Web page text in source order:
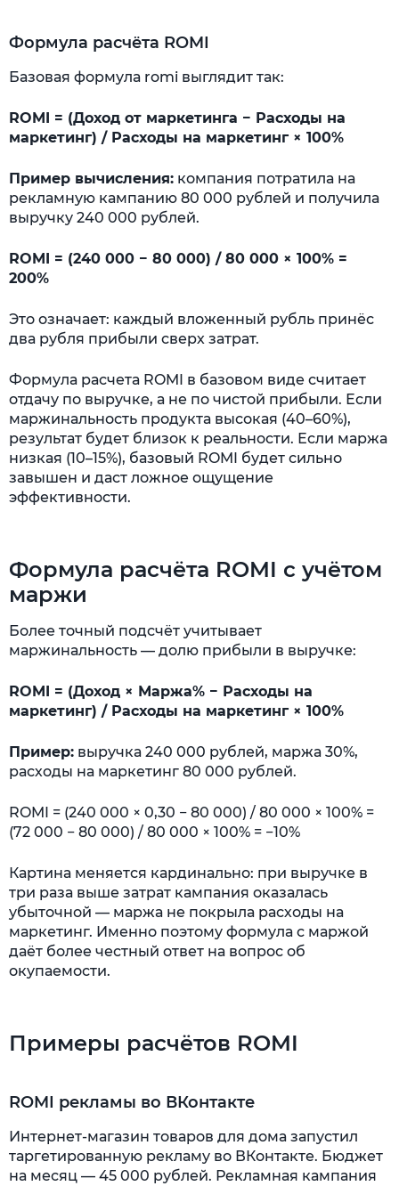
Формула расчёта ROMI
Базовая формула romi выглядит так:
ROMI = (Доход от маркетинга − Расходы на
маркетинг) / Расходы на маркетинг × 100%
Пример вычисления: компания потратила на
рекламную кампанию 80 000 рублей и получила
выручку 240 000 рублей.
ROMI = (240 000 − 80 000) / 80 000 × 100% =
200%
Это означает: каждый вложенный рубль принёс
два рубля прибыли сверх затрат.
Формула расчета ROMI в базовом виде считает
отдачу по выручке, а не по чистой прибыли. Если
маржинальность продукта высокая (40–60%),
результат будет близок к реальности. Если маржа
низкая (10–15%), базовый ROMI будет сильно
завышен и даст ложное ощущение
эффективности.
Формула расчёта ROMI с учётом
маржи
Более точный подсчёт учитывает
маржинальность — долю прибыли в выручке:
ROMI = (Доход × Маржа% − Расходы на
маркетинг) / Расходы на маркетинг × 100%
Пример: выручка 240 000 рублей, маржа 30%,
расходы на маркетинг 80 000 рублей.
ROMI = (240 000 × 0,30 − 80 000) / 80 000 × 100% =
(72 000 − 80 000) / 80 000 × 100% = −10%
Картина меняется кардинально: при выручке в
три раза выше затрат кампания оказалась
убыточной — маржа не покрыла расходы на
маркетинг. Именно поэтому формула с маржой
даёт более честный ответ на вопрос об
окупаемости.
Примеры расчётов ROMI
ROMI рекламы во ВКонтакте
Интернет-магазин товаров для дома запустил
таргетированную рекламу во ВКонтакте. Бюджет
на месяц — 45 000 рублей. Рекламная кампания